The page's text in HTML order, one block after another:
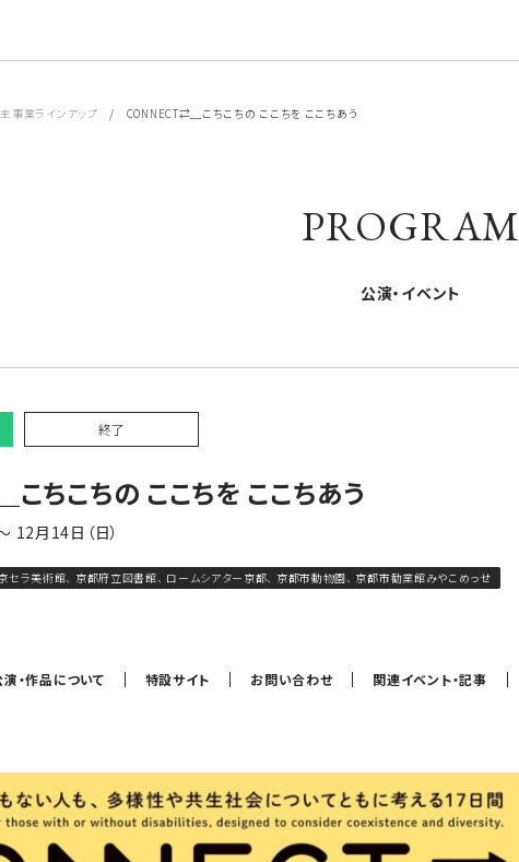
事業ラインアップ / CONNECT⇄＿こちこちの ここちを ここちあう
PROGRAM
公演・イベント
終了
ちこちの ここちを ここちあう
12月14日（日）
ラ美術館、 京都府立図書館、 ロームシアター京都、 京都市動物園、 京都市勧業館みやこめっせ
演・作品について 特設サイト お問い合わせ 関連イベント・記事